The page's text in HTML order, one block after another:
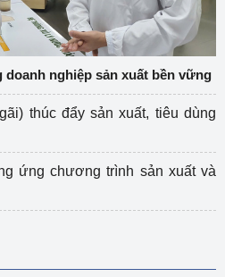
doanh nghiệp sản xuất bền vững
thúc đẩy sản xuất, tiêu dùng
ứng chương trình sản xuất và